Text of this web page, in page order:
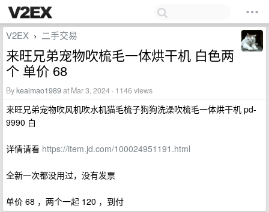
V2EX › 二手交易
来旺兄弟宠物吹梳毛一体烘干机 白色两
个 单价 68
Bykeaimao1989at Mar 3, 2024 · 1146 views
来旺兄弟宠物吹风机吹水机猫毛梳子狗狗洗澡吹梳毛一体烘干机 pd-
9990 白
详情请看 https://item.jd.com/100024951191.html
全新一次都没用过，没有发票
单价 68 ，两个一起 120 ，到付